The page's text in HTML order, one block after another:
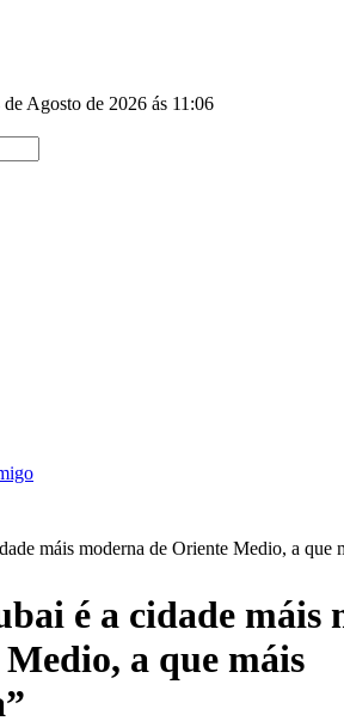
Agosto de 2026 ás 11:06
é a cidade máis
a que máis